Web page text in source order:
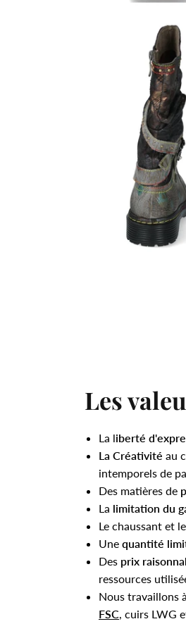
Les
La liberté
La Créativité au
intemporels de
Des matières de
La limitation du
Le chaussant et le
Une quantité
Des prix
ressources
Nous travaillons
FSC , cuirs LWG